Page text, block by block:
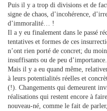
Puis il y a trop di divisions et de
signe de chaos, d’incohérence,
d’immoralité… !
Il a y eu finalement dans le passé
tentatives et formes de ces
n’ont rien porté de concret; du
insuffisants ou de peu d’importance.
Mais il y a eu quand même,
à leurs potentialités réelles et
(!). Changements qui demeurent
réalisations qui restent encore à
nouveau-né, comme le fait de